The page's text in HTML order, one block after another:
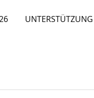
UNTERSTÜTZUNG